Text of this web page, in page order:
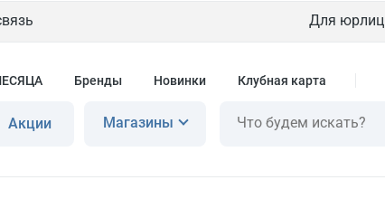
Для юрлиц
Бренды Новинки Клубная карта
Акции Магазины